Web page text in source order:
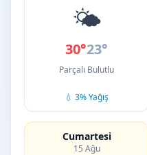
🌤️
30°23°
Parçalı Bulutlu
💧 3% Yağış
Cumartesi
15 Ağu